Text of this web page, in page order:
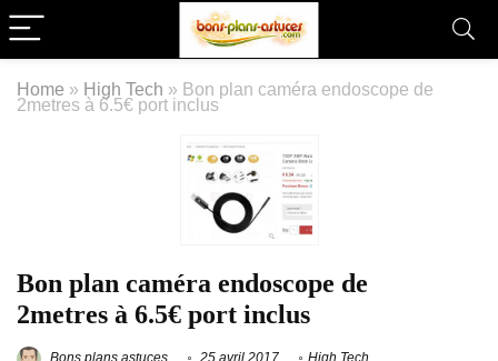
Home » High Tech » Bon plan caméra endoscope de
2metres à 6.5€ port inclus
Bon plan caméra endoscope de
2metres à 6.5€ port inclus